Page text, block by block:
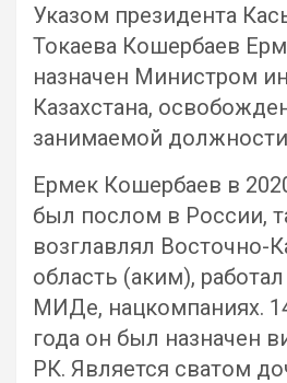
Указом президента
Токаева Кошербаев
назначен Министром
Казахстана,
занимаемой
Ермек Кошербаев в
был послом в России,
возглавлял Восточно-
область (аким),
МИДе, нацкомпаниях.
года он был назначен
РК. Является сватом